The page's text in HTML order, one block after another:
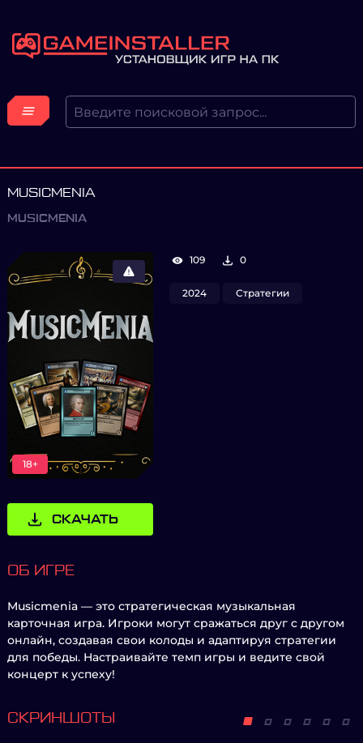
MUSICMENIA
MUSICMENIA
18+
СКАЧАТЬ
109 0
2024 Стратегии
ОБ ИГРЕ
Musicmenia — это стратегическая музыкальная
карточная игра. Игроки могут сражаться друг с другом
онлайн, создавая свои колоды и адаптируя стратегии
для победы. Настраивайте темп игры и ведите свой
концерт к успеху!
СКРИНШОТЫ